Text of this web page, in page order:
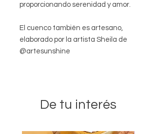
proporcionando serenidad y amor.
El cuenco también es artesano,
elaborado por la artista Sheila de
@artesunshine
De tu interés